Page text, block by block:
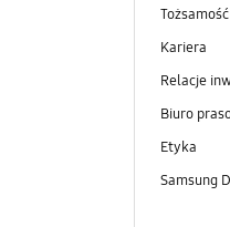
Kariera
Relacje
Biuro
Etyka
Samsung